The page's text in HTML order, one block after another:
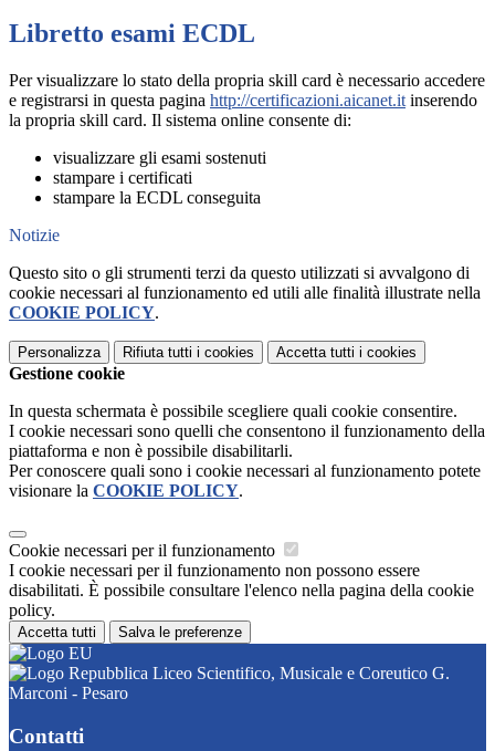
Libretto esami ECDL
Per visualizzare lo stato della propria skill card è necessario accedere
e registrarsi in questa pagina http://certificazioni.aicanet.it inserendo
la propria skill card. Il sistema online consente di:
visualizzare gli esami sostenuti
stampare i certificati
stampare la ECDL conseguita
Notizie
Questo sito o gli strumenti terzi da questo utilizzati si avvalgono di
cookie necessari al funzionamento ed utili alle finalità illustrate nella
COOKIE POLICY.
Personalizza Rifiuta tutti i cookies Accetta tutti i cookies
Gestione cookie
In questa schermata è possibile scegliere quali cookie consentire.
I cookie necessari sono quelli che consentono il funzionamento della
piattaforma e non è possibile disabilitarli.
Per conoscere quali sono i cookie necessari al funzionamento potete
visionare la COOKIE POLICY.
Cookie necessari per il funzionamento
I cookie necessari per il funzionamento non possono essere
disabilitati. È possibile consultare l'elenco nella pagina della cookie
policy.
Accetta tutti Salva le preferenze
Liceo Scientifico, Musicale e Coreutico G.
Marconi - Pesaro
Contatti